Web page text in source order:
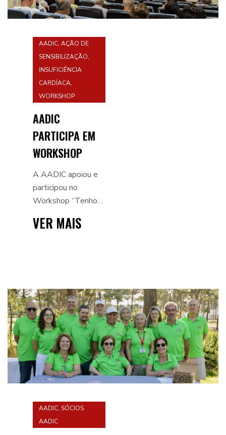
AADIC, AÇÃO DE
SENSIBILIZAÇÃO,
INSUFICIÊNCIA
CARDÍACA,
WORKSHOP
AADIC
PARTICIPA EM
WORKSHOP
DEDICADO À
INSUFICIÊNCIA
CARDÍACA NO
HOSPITAL DE
A AADIC apoiou e
participou no
Workshop “Tenho
E agora?”, realizado
VER MAIS
AADIC, SÓCIOS
AADIC